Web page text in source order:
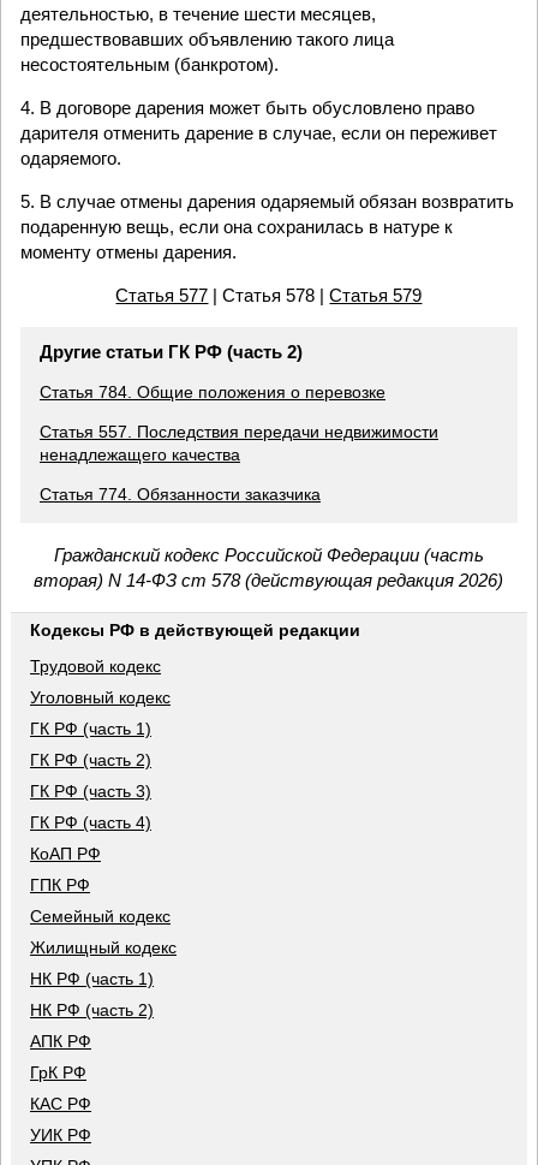
деятельностью, в течение шести месяцев,
предшествовавших объявлению такого лица
несостоятельным (банкротом).
4. В договоре дарения может быть обусловлено право
дарителя отменить дарение в случае, если он переживет
одаряемого.
5. В случае отмены дарения одаряемый обязан возвратить
подаренную вещь, если она сохранилась в натуре к
моменту отмены дарения.
Статья 577 | Статья 578 |Статья 579
Другие статьи ГК РФ (часть 2)
Статья 784. Общие положения о перевозке
Статья 557. Последствия передачи недвижимости
ненадлежащего качества
Статья 774. Обязанности заказчика
Гражданский кодекс Российской Федерации (часть
вторая) N 14-ФЗ ст 578 (действующая редакция 2026)
Кодексы РФ в действующей редакции
Трудовой кодекс
Уголовный кодекс
ГК РФ (часть 1)
ГК РФ (часть 2)
ГК РФ (часть 3)
ГК РФ (часть 4)
КоАП РФ
ГПК РФ
Семейный кодекс
Жилищный кодекс
НК РФ (часть 1)
НК РФ (часть 2)
АПК РФ
ГрК РФ
КАС РФ
УИК РФ